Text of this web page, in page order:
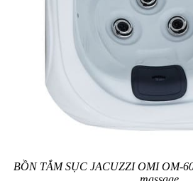
BỒN TẮM SỤC JACUZZI OMI OM-